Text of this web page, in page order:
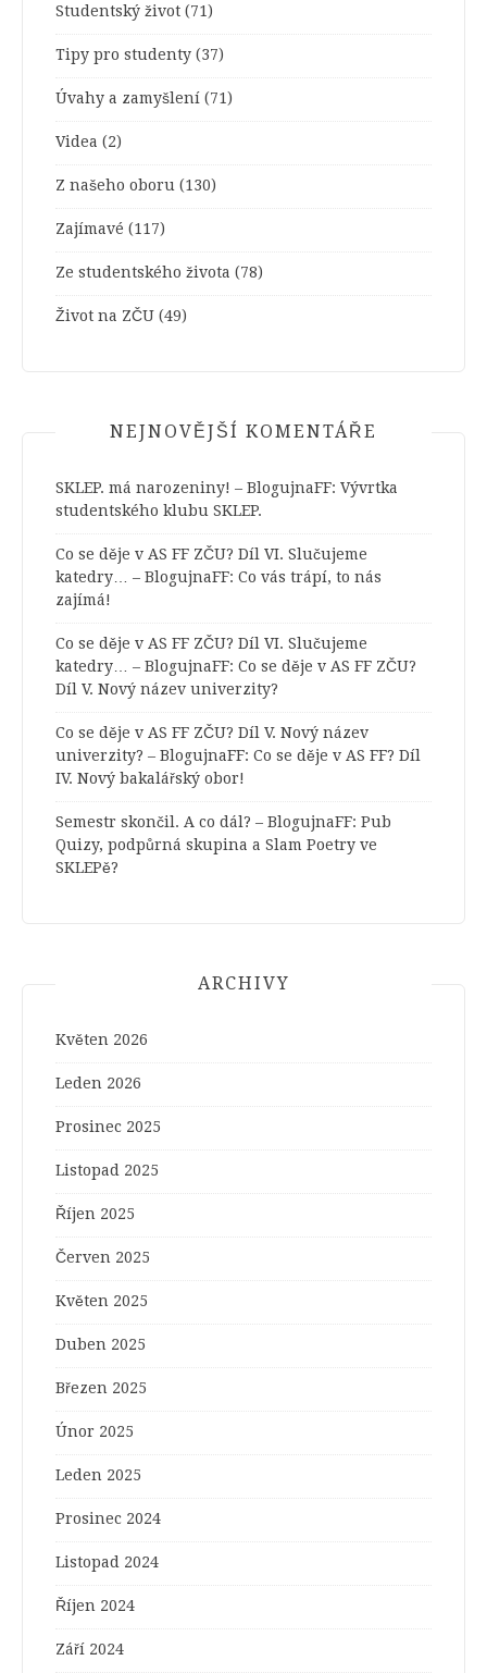
Studentský život (71)
Tipy pro studenty (37)
Úvahy a zamyšlení (71)
Videa (2)
Z našeho oboru (130)
Zajímavé (117)
Ze studentského života (78)
Život na ZČU (49)
NEJNOVĚJŠÍ KOMENTÁŘE
SKLEP. má narozeniny! – BlogujnaFF: Vývrtka
studentského klubu SKLEP.
Co se děje v AS FF ZČU? Díl VI. Slučujeme
katedry… – BlogujnaFF: Co vás trápí, to nás
zajímá!
Co se děje v AS FF ZČU? Díl VI. Slučujeme
katedry… – BlogujnaFF: Co se děje v AS FF ZČU?
Díl V. Nový název univerzity?
Co se děje v AS FF ZČU? Díl V. Nový název
univerzity? – BlogujnaFF: Co se děje v AS FF? Díl
IV. Nový bakalářský obor!
Semestr skončil. A co dál? – BlogujnaFF: Pub
Quizy, podpůrná skupina a Slam Poetry ve
SKLEPě?
ARCHIVY
Květen 2026
Leden 2026
Prosinec 2025
Listopad 2025
Říjen 2025
Červen 2025
Květen 2025
Duben 2025
Březen 2025
Únor 2025
Leden 2025
Prosinec 2024
Listopad 2024
Říjen 2024
Září 2024